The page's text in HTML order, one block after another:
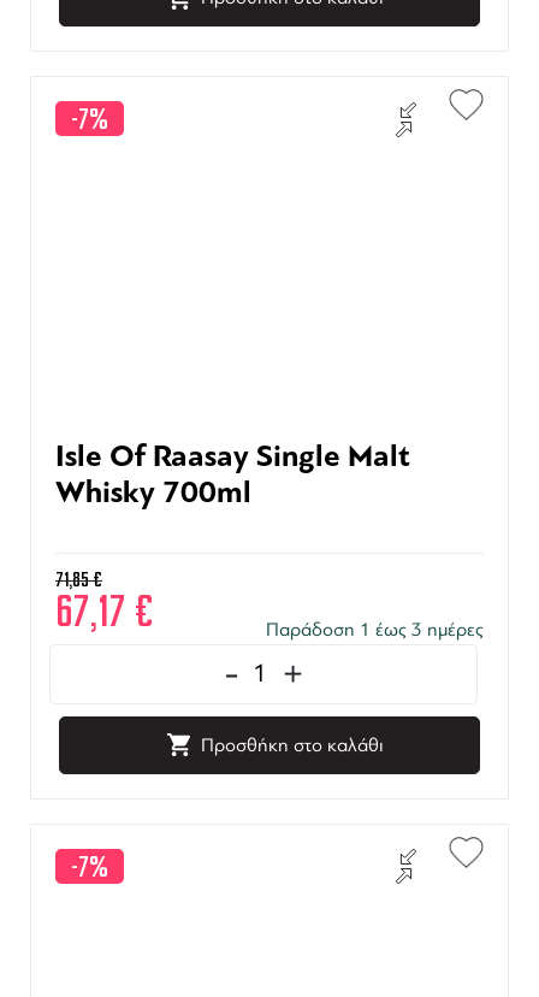
-7%
Isle Of Raasay Single Malt
Whisky 700ml
71,85€
67,17 € Παράδοση 1 έως 3 ημέρες
- +
Προσθήκη στο καλάθι
-7%